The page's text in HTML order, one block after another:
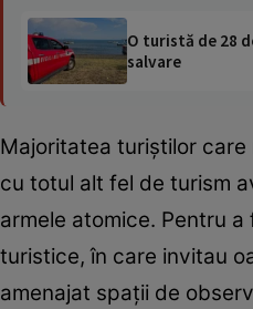
O turistă de 28
salvare
Majoritatea turiştilor care
cu totul alt fel de turism
armele atomice. Pentru
turistice, în care invitau
amenajat spaţii de